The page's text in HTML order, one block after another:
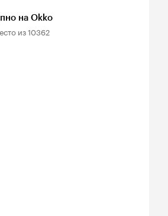
на Okko
из10362